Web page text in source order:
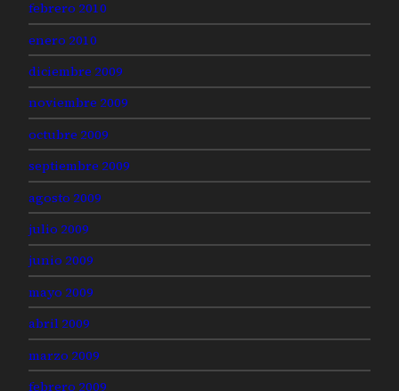
febrero 2010
enero 2010
diciembre 2009
noviembre 2009
octubre 2009
septiembre 2009
agosto 2009
julio 2009
junio 2009
mayo 2009
abril 2009
marzo 2009
febrero 2009